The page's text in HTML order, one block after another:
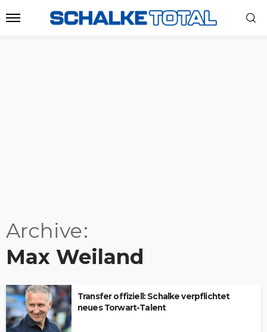
Archive
Max Weiland
Transfer offiziell: Schalke verpflichtet
neues Torwart-Talent